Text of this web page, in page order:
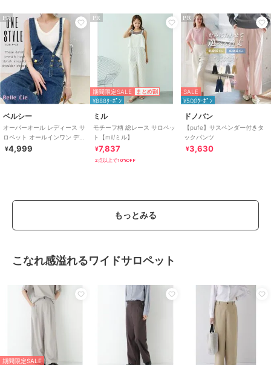
PR
ベルシー
オーバーオール レディース サ
ロペット オールインワン デニ
ムサロペット アシメショルダ
¥4,999
PR
期間限定SALE まとめ割
¥888ｸｰﾎﾟﾝ
ミル
モチーフ柄 総レース サロペッ
ト【mil/ミル】
¥7,837
2点以上で10%OFF
PR
SALE
¥500ｸｰﾎﾟﾝ
ドノバン
【pufe】サスペンダー付きタ
ックパンツ
¥3,630
もっとみる
こなれ感溢れるワイドサロペット
期間限定SALE